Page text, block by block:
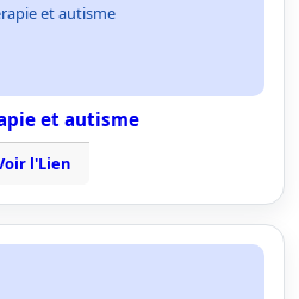
et autisme
et autisme
l'Lien